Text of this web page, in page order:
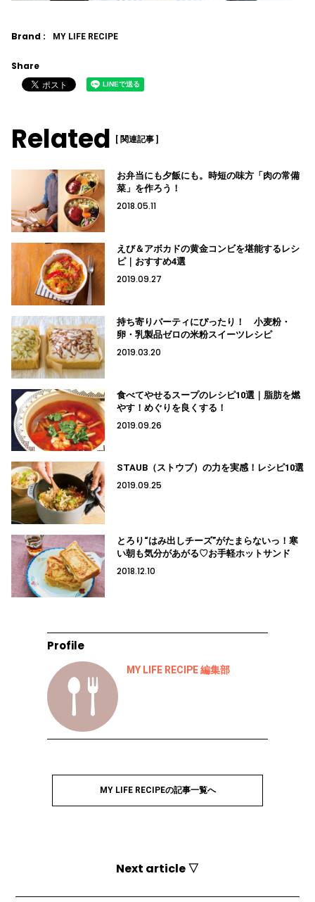
Brand : MY LIFE RECIPE
Share
Related [ 関連記事 ]
お弁当にも夕飯にも。時短の味方「肉の常備
菜」を作ろう！
2018.05.11
えび＆アボカドの黄金コンビを堪能するレシ
ピ｜おすすめ4選
2019.09.27
持ち寄りパーティにぴったり！ 小麦粉・
卵・乳製品ゼロの米粉スイーツレシピ
2019.03.20
食べてやせるスープのレシピ10選｜脂肪を燃
やす！めぐりを良くする！
2019.09.26
STAUB（ストウブ）の力を実感！レシピ10選
2019.09.25
とろり“はみ出しチーズ”がたまらないっ！寒
い朝も気分があがる♡お手軽ホットサンド
2018.12.10
Profile
MY LIFE RECIPE 編集部
MY LIFE RECIPEの記事一覧へ
Next article ▽